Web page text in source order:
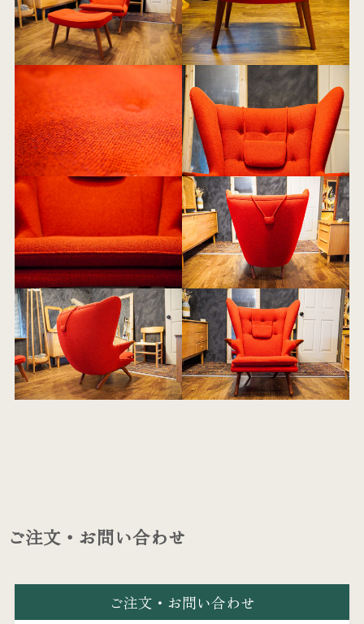
ご注文・お問い合わせ
ご注文・お問い合わせ